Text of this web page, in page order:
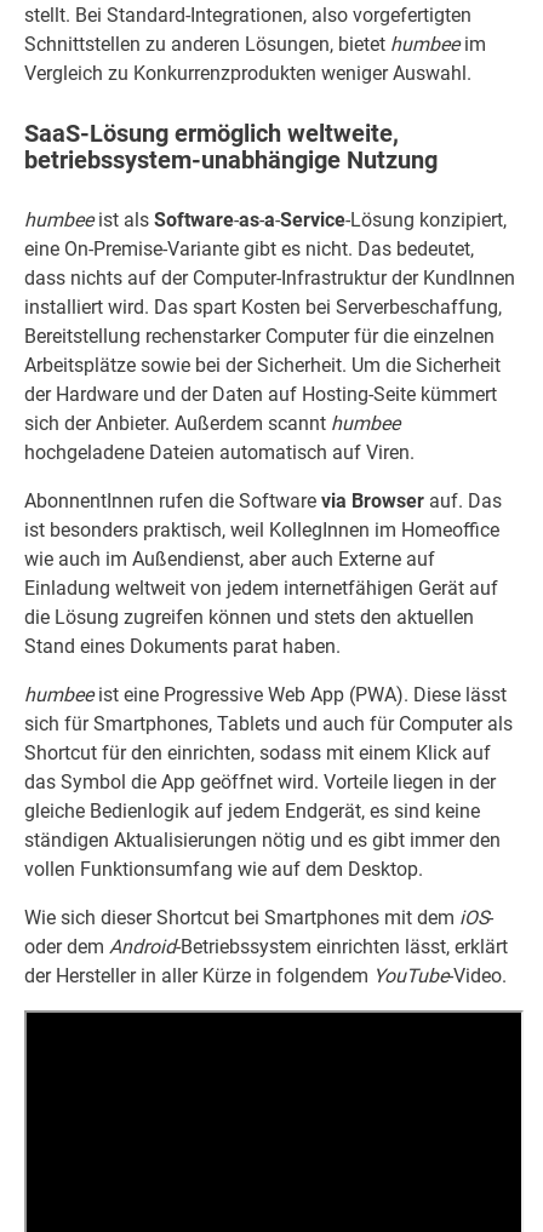
stellt. Bei Standard-Integrationen, also vorgefertigten
Schnittstellen zu anderen Lösungen, bietet humbeeim
Vergleich zu Konkurrenzprodukten weniger Auswahl.
SaaS-Lösung ermöglich weltweite,
betriebssystem-unabhängige Nutzung
humbeeist als Software-as-a-Service-Lösung konzipiert,
eine On-Premise-Variante gibt es nicht. Das bedeutet,
dass nichts auf der Computer-Infrastruktur der KundInnen
installiert wird. Das spart Kosten bei Serverbeschaffung,
Bereitstellung rechenstarker Computer für die einzelnen
Arbeitsplätze sowie bei der Sicherheit. Um die Sicherheit
der Hardware und der Daten auf Hosting-Seite kümmert
sich der Anbieter. Außerdem scannt humbee
hochgeladene Dateien automatisch auf Viren.
AbonnentInnen rufen die Software via Browser auf. Das
ist besonders praktisch, weil KollegInnen im Homeoffice
wie auch im Außendienst, aber auch Externe auf
Einladung weltweit von jedem internetfähigen Gerät auf
die Lösung zugreifen können und stets den aktuellen
Stand eines Dokuments parat haben.
humbeeist eine Progressive Web App (PWA). Diese lässt
sich für Smartphones, Tablets und auch für Computer als
Shortcut für den einrichten, sodass mit einem Klick auf
das Symbol die App geöffnet wird. Vorteile liegen in der
gleiche Bedienlogik auf jedem Endgerät, es sind keine
ständigen Aktualisierungen nötig und es gibt immer den
vollen Funktionsumfang wie auf dem Desktop.
Wie sich dieser Shortcut bei Smartphones mit dem iOS-
oder dem Android-Betriebssystem einrichten lässt, erklärt
der Hersteller in aller Kürze in folgendem YouTube-Video.